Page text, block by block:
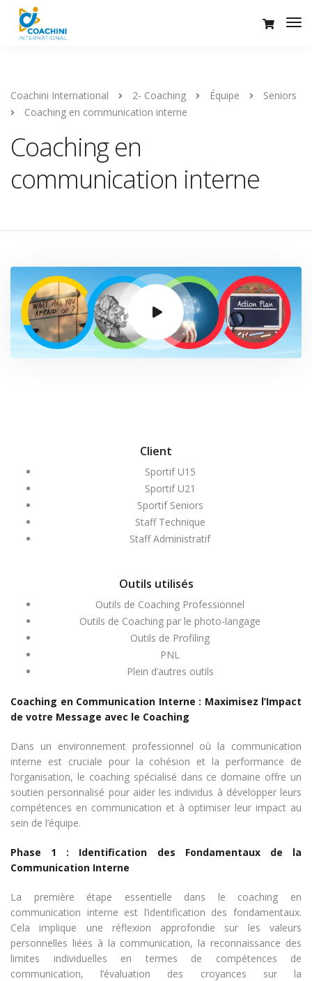
Coachini International 2- Coaching Équipe
Seniors
Coaching en communication interne
Coaching en
communication interne
Client
Sportif U15
Sportif U21
Sportif Seniors
Staff Technique
Staff Administratif
Outils utilisés
Outils de Coaching Professionnel
Outils de Coaching par le photo-langage
Outils de Profiling
PNL
Plein d’autres outils
Coaching en Communication Interne : Maximisez l’Impact
de votre Message avec le Coaching
Dans un environnement professionnel où la communication
interne est cruciale pour la cohésion et la performance de
l’organisation, le coaching spécialisé dans ce domaine offre un
soutien personnalisé pour aider les individus à développer leurs
compétences en communication et à optimiser leur impact au
sein de l’équipe.
Phase 1 : Identification des Fondamentaux de la
Communication Interne
La première étape essentielle dans le coaching en
communication interne est l’identification des fondamentaux.
Cela implique une réflexion approfondie sur les valeurs
personnelles liées à la communication, la reconnaissance des
limites individuelles en termes de compétences de
communication, l’évaluation des croyances sur la